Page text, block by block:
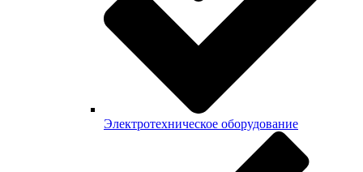
Электротехническое оборудование